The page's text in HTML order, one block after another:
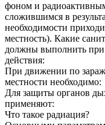
фоном и
сложившимся в
необходимости
местность). Какие
должны выполнить
действия:
При движении по
местности необходимо:
Для защиты органов
применяют:
Что такое радиация?